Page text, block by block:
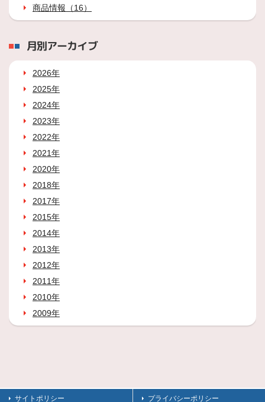
商品情報（16）
月別アーカイブ
2026年
2025年
2024年
2023年
2022年
2021年
2020年
2018年
2017年
2015年
2014年
2013年
2012年
2011年
2010年
2009年
サイトポリシー プライバシーポリシー